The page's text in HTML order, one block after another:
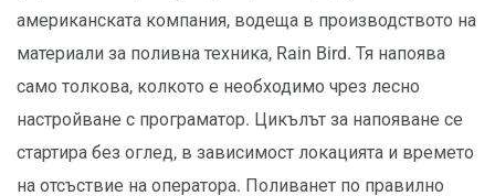
американската компания, водеща в производството на
материали за поливна техника, Rain Bird. Тя напоява
само толкова, колкото е необходимо чрез лесно
настройване с програматор. Цикълът за напояване се
стартира без оглед, в зависимост локацията и времето
на отсъствие на оператора. Поливанет по правилно